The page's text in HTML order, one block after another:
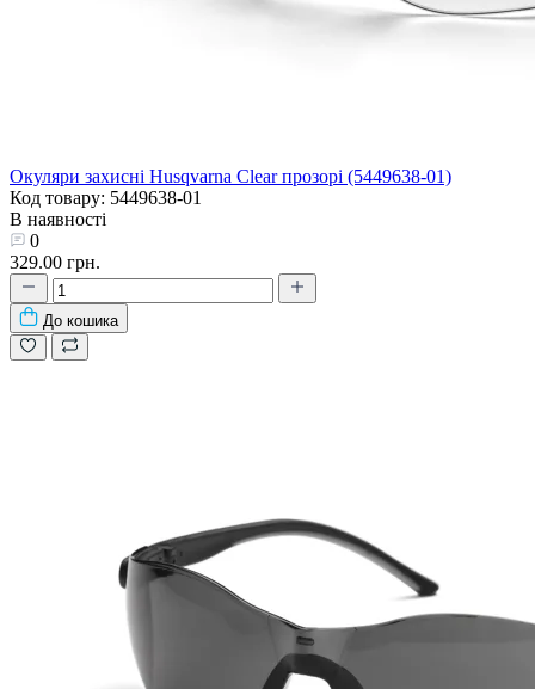
Окуляри захисні Husqvarna Clear прозорі (5449638-01)
Код товару: 5449638-01
В наявності
0
329.00 грн.
До кошика